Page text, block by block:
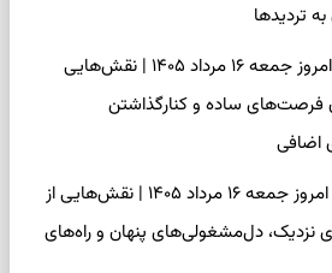
به تردیدها
فال چای امروز جمعه ۱۶ مرداد ۱۴۰۵ | نقش‌هایی
فرصت‌های ساده و کنارگذاشتن
اضافی
فال قهوه امروز جمعه ۱۶ مرداد ۱۴۰۵ | نقش‌هایی از
دل‌مشغولی‌های پنهان و راه‌های